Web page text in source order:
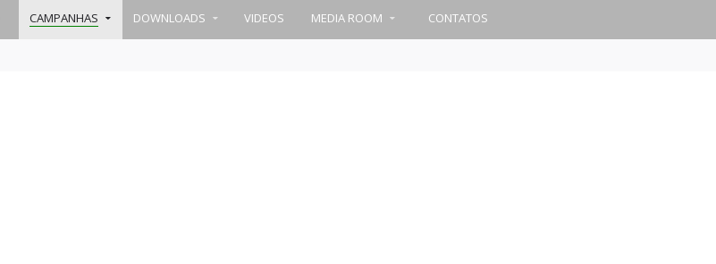
CAMPANHAS DOWNLOADS VIDEOS MEDIA ROOM CONTATOS